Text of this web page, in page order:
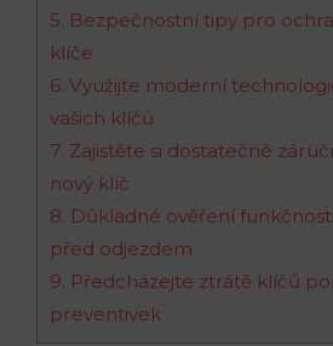
5. Bezpečnostní tipy pro
klíče
6. Využijte moderní
vašich klíčů
7. Zajistěte si dostatečné
nový klíč
8.⁣ Důkladné ověření
před odjezdem
9. Předcházejte​ ztrátě klíčů
preventivek